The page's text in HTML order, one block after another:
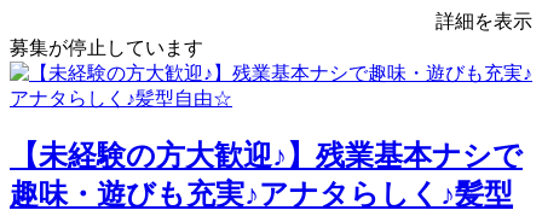
詳細を表示
募集が停止しています
【未経験の方大歓迎♪】残業基本ナシで
趣味・遊びも充実♪アナタらしく♪髪型